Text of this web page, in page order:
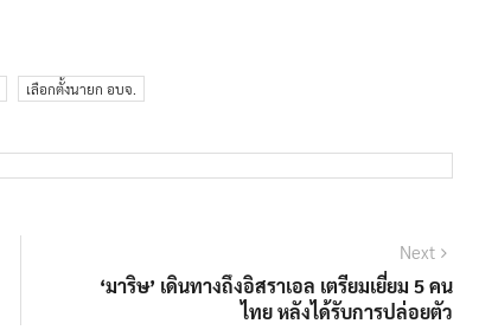
เลือกตั้งนายก อบจ.
Next
post:
‘มาริษ’ เดินทางถึงอิสราเอล เตรียมเยี่ยม 5 คน
ไทย​ หลังได้รับการปล่อยตัว​